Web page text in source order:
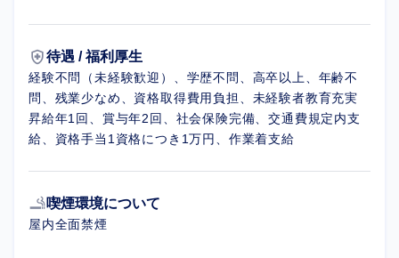
health_and_safety待遇 / 福利厚生
経験不問（未経験歓迎）、学歴不問、高卒以上、年齢不
問、残業少なめ、資格取得費用負担、未経験者教育充実
昇給年1回、賞与年2回、社会保険完備、交通費規定内支
給、資格手当1資格につき1万円、作業着支給
smoking_rooms喫煙環境について
屋内全面禁煙